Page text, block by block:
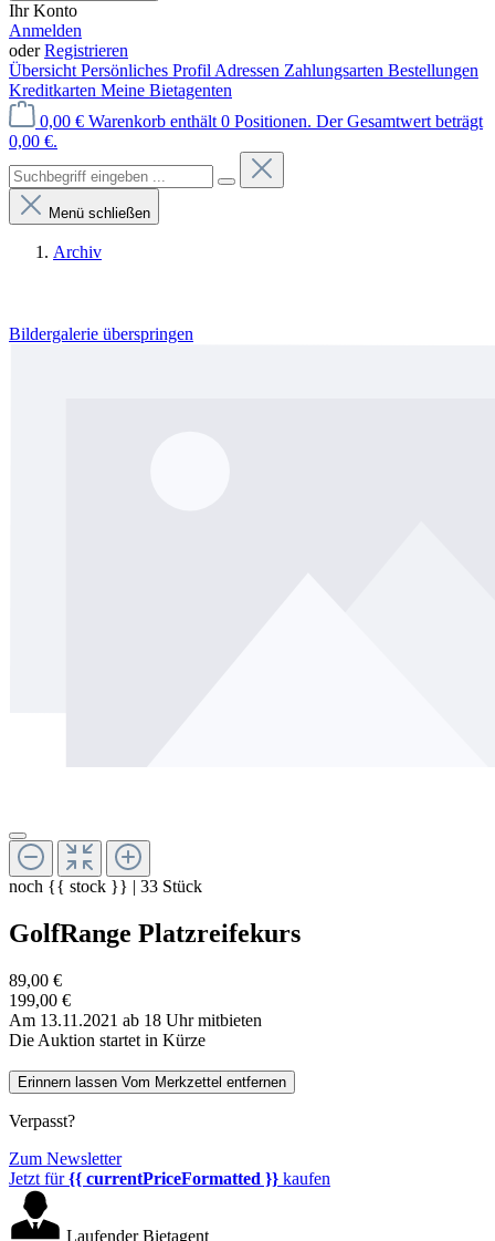
Ihr Konto
Anmelden
oderRegistrieren
Übersicht Persönliches Profil Adressen Zahlungsarten Bestellungen
Kreditkarten Meine Bietagenten
0,00 € Warenkorb enthält 0 Positionen. Der Gesamtwert beträgt
0,00 €.
Menü schließen
Archiv
Bildergalerie überspringen
noch {{ stock }} | 33 Stück
GolfRange Platzreifekurs
89,00 €
199,00 €
Am 13.11.2021 ab 18 Uhr mitbieten
Die Auktion startet in Kürze
Erinnern lassen Vom Merkzettel entfernen
Verpasst?
Zum Newsletter
Jetzt für{{ currentPriceFormatted }} kaufen
Laufender Bietagent